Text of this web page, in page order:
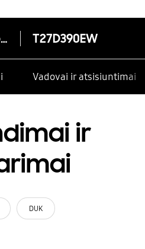
27" FHD TV monitorius T27D390EW T27D390EW
Vadovai ir atsisiuntimai
ir
DUK